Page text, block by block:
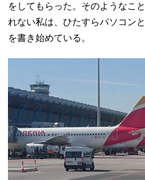
をしてもらった。そのようなこ
れない私は、ひたすらパソコン
を書き始めている。